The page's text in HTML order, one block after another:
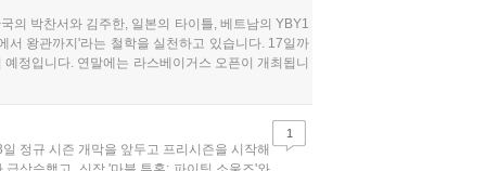
의 박찬서와 김주한, 일본의 타이틀, 베트남의 YBY1
서 왕관까지'라는 철학을 실천하고 있습니다. 17일까
정입니다. 연말에는 라스베이거스 오픈이 개최됩니
정규 시즌 개막을 앞두고 프리시즌을 시작해
1